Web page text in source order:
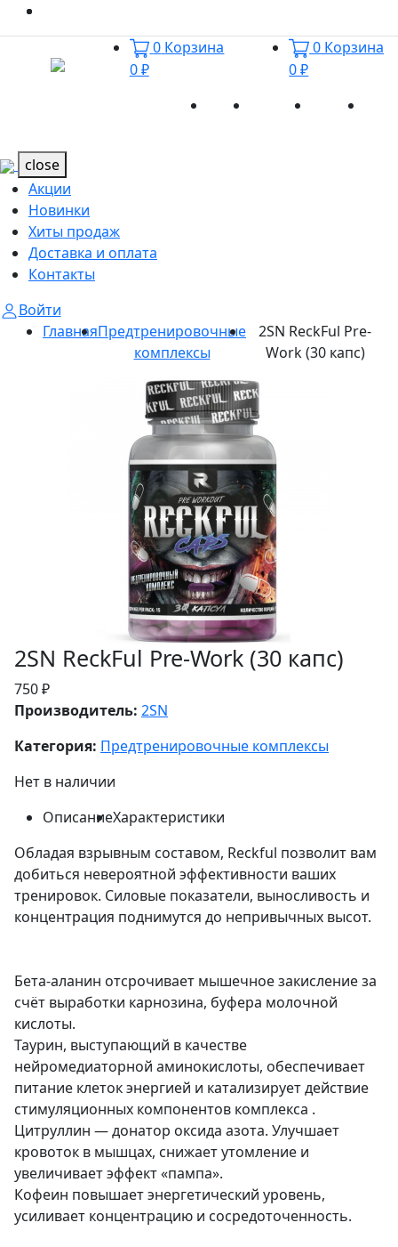
0 Корзина
0 ₽
0 Корзина
0 ₽
Акции Новинки
close
Акции
Новинки
Хиты продаж
Доставка и оплата
Контакты
Войти
ГлавнаяПредтренировочные
комплексы
2SN ReckFul Pre-
Work (30 капс)
2SN ReckFul Pre-Work (30 капс)
750 ₽
Производитель: 2SN
Категория: Предтренировочные комплексы
Нет в наличии
ОписаниеХарактеристики
Обладая взрывным составом, Reckful позволит вам
добиться невероятной эффективности ваших
тренировок. Силовые показатели, выносливость и
концентрация поднимутся до непривычных высот.
Бета-аланин отсрочивает мышечное закисление за
счёт выработки карнозина, буфера молочной
кислоты.
Таурин, выступающий в качестве
нейромедиаторной аминокислоты, обеспечивает
питание клеток энергией и катализирует действие
стимуляционных компонентов комплекса .
Цитруллин — донатор оксида азота. Улучшает
кровоток в мышцах, снижает утомление и
увеличивает эффект «пампа».
Кофеин повышает энергетический уровень,
усиливает концентрацию и сосредоточенность.